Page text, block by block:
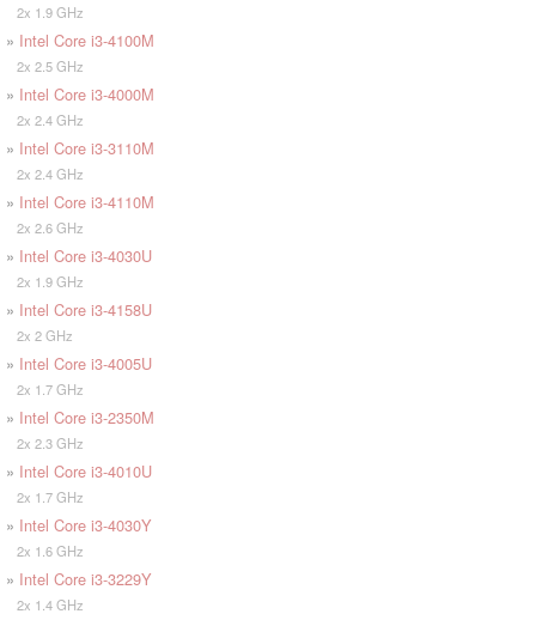
2x 1.9 GHz
» Intel Core i3-4100M
2x 2.5 GHz
» Intel Core i3-4000M
2x 2.4 GHz
» Intel Core i3-3110M
2x 2.4 GHz
» Intel Core i3-4110M
2x 2.6 GHz
» Intel Core i3-4030U
2x 1.9 GHz
» Intel Core i3-4158U
2x 2 GHz
» Intel Core i3-4005U
2x 1.7 GHz
» Intel Core i3-2350M
2x 2.3 GHz
» Intel Core i3-4010U
2x 1.7 GHz
» Intel Core i3-4030Y
2x 1.6 GHz
» Intel Core i3-3229Y
2x 1.4 GHz